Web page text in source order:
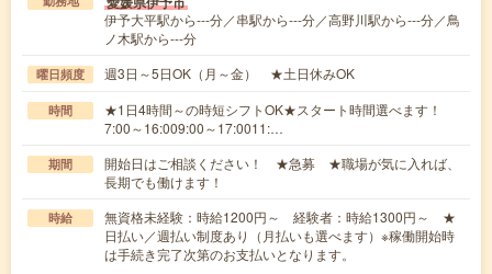
伊予大平駅から---分／串駅から---分／高野川駅から---分／鳥
ノ木駅から---分
曜日頻度 週3日～5日OK（月～金） ★土日休みOK
時間
★1日4時間～の時短シフトOK★スタート時間選べます！
7:00～16:009:00～17:0011:…
期間
開始日はご相談ください！ ★急募 ★職場が気に入れば、
長期でも働けます！
時給
無資格未経験：時給1200円～ 経験者：時給1300円～ ★
日払い／週払い制度あり（月払いも選べます）※稼働開始時
は手続き完了次第のお支払いとなります。